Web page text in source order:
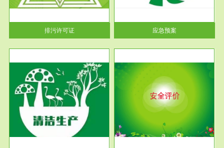
排污许可证
法》第十九条 企业事业单位应
当按照...
应急预案
服务范围
安全评价
安全评价安全评价目的是查找、
分析和预测工程、系统、生产经